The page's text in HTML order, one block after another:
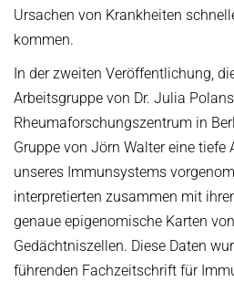
Ursachen von Krankheiten
kommen.
In der zweiten Veröffentlichung,
Arbeitsgruppe von Dr. Julia
Rheumaforschungszentrum in
Gruppe von Jörn Walter eine tiefe
unseres Immunsystems
interpretierten zusammen mit
genaue epigenomische Karten
Gedächtniszellen. Diese Daten
führenden Fachzeitschrift für